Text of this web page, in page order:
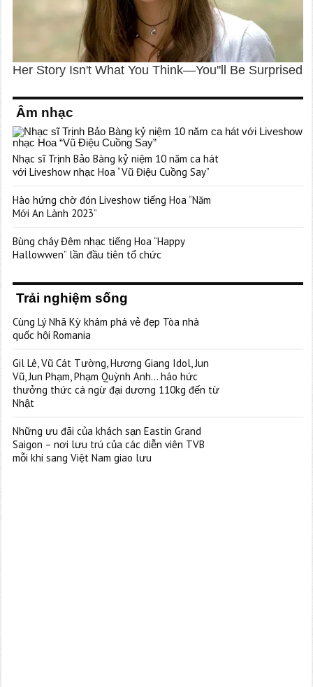
Âm nhạc
Nhạc sĩ Trịnh Bảo Bàng kỷ niệm 10 năm ca hát
với Liveshow nhạc Hoa “Vũ Điệu Cuồng Say”
Hào hứng chờ đón Liveshow tiếng Hoa “Năm
Mới An Lành 2023”
Bùng cháy Đêm nhạc tiếng Hoa “Happy
Hallowwen” lần đầu tiên tổ chức
Trải nghiệm sống
Cùng Lý Nhã Kỳ khám phá vẻ đẹp Tòa nhà
quốc hội Romania
Gil Lê, Vũ Cát Tường, Hương Giang Idol, Jun
Vũ, Jun Phạm, Phạm Quỳnh Anh… háo hức
thưởng thức cá ngừ đại dương 110kg đến từ
Nhật
Những ưu đãi của khách sạn Eastin Grand
Saigon – nơi lưu trú của các diễn viên TVB
mỗi khi sang Việt Nam giao lưu